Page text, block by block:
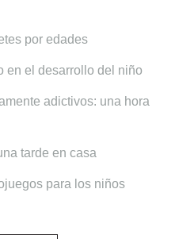
por edades
en el desarrollo del niño
adictivos: una hora
tarde en casa
para los niños